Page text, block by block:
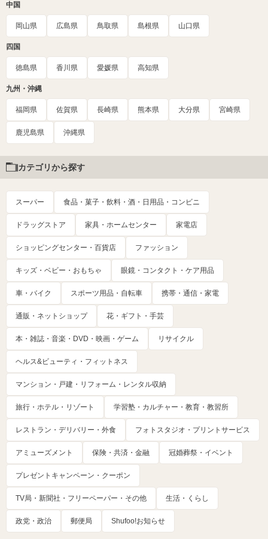
中国
岡山県 広島県 鳥取県 島根県 山口県
四国
徳島県 香川県 愛媛県 高知県
九州・沖縄
福岡県 佐賀県 長崎県 熊本県 大分県 宮崎県
鹿児島県 沖縄県
カテゴリから探す
スーパー 食品・菓子・飲料・酒・日用品・コンビニ
ドラッグストア 家具・ホームセンター 家電店
ショッピングセンター・百貨店 ファッション
キッズ・ベビー・おもちゃ 眼鏡・コンタクト・ケア用品
車・バイク スポーツ用品・自転車 携帯・通信・家電
通販・ネットショップ 花・ギフト・手芸
本・雑誌・音楽・DVD・映画・ゲーム リサイクル
ヘルス&ビューティ・フィットネス
マンション・戸建・リフォーム・レンタル収納
旅行・ホテル・リゾート 学習塾・カルチャー・教育・教習所
レストラン・デリバリー・外食 フォトスタジオ・プリントサービス
アミューズメント 保険・共済・金融 冠婚葬祭・イベント
プレゼントキャンペーン・クーポン
TV局・新聞社・フリーペーパー・その他 生活・くらし
政党・政治 郵便局 Shufoo!お知らせ